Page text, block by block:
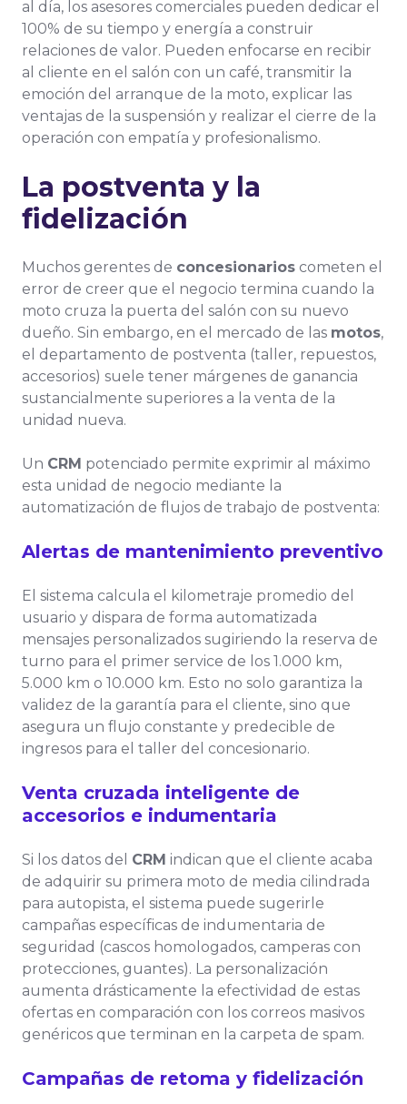
al día, los asesores comerciales pueden dedicar el
100% de su tiempo y energía a construir
relaciones de valor. Pueden enfocarse en recibir
al cliente en el salón con un café, transmitir la
emoción del arranque de la moto, explicar las
ventajas de la suspensión y realizar el cierre de la
operación con empatía y profesionalismo.
La postventa y la
fidelización
Muchos gerentes de concesionarios cometen el
error de creer que el negocio termina cuando la
moto cruza la puerta del salón con su nuevo
dueño. Sin embargo, en el mercado de las motos,
el departamento de postventa (taller, repuestos,
accesorios) suele tener márgenes de ganancia
sustancialmente superiores a la venta de la
unidad nueva.
Un CRM potenciado permite exprimir al máximo
esta unidad de negocio mediante la
automatización de flujos de trabajo de postventa:
Alertas de mantenimiento preventivo
El sistema calcula el kilometraje promedio del
usuario y dispara de forma automatizada
mensajes personalizados sugiriendo la reserva de
turno para el primer service de los 1.000 km,
5.000 km o 10.000 km. Esto no solo garantiza la
validez de la garantía para el cliente, sino que
asegura un flujo constante y predecible de
ingresos para el taller del concesionario.
Venta cruzada inteligente de
accesorios e indumentaria
Si los datos del CRM indican que el cliente acaba
de adquirir su primera moto de media cilindrada
para autopista, el sistema puede sugerirle
campañas específicas de indumentaria de
seguridad (cascos homologados, camperas con
protecciones, guantes). La personalización
aumenta drásticamente la efectividad de estas
ofertas en comparación con los correos masivos
genéricos que terminan en la carpeta de spam.
Campañas de retoma y fidelización